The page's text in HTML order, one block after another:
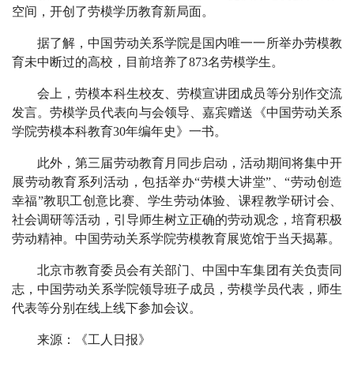
空间，开创了劳模学历教育新局面。
据了解，中国劳动关系学院是国内唯一一所举办劳模教
育未中断过的高校，目前培养了873名劳模学生。
会上，劳模本科生校友、劳模宣讲团成员等分别作交流
发言。劳模学员代表向与会领导、嘉宾赠送《中国劳动关系
学院劳模本科教育30年编年史》一书。
此外，第三届劳动教育月同步启动，活动期间将集中开
展劳动教育系列活动，包括举办“劳模大讲堂”、“劳动创造
幸福”教职工创意比赛、学生劳动体验、课程教学研讨会、
社会调研等活动，引导师生树立正确的劳动观念，培育积极
劳动精神。中国劳动关系学院劳模教育展览馆于当天揭幕。
北京市教育委员会有关部门、中国中车集团有关负责同
志，中国劳动关系学院领导班子成员，劳模学员代表，师生
代表等分别在线上线下参加会议。
来源：《工人日报》